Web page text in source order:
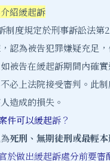
紹緩起訴
度規定於刑事訴訟法第
認為被告犯罪嫌疑充足
被告在緩起訴期間內確
必上法院接受審判。此
造成的損失。
件可以緩起訴？
死刑、無期徒刑或最輕
於做出緩起訴處分前要審